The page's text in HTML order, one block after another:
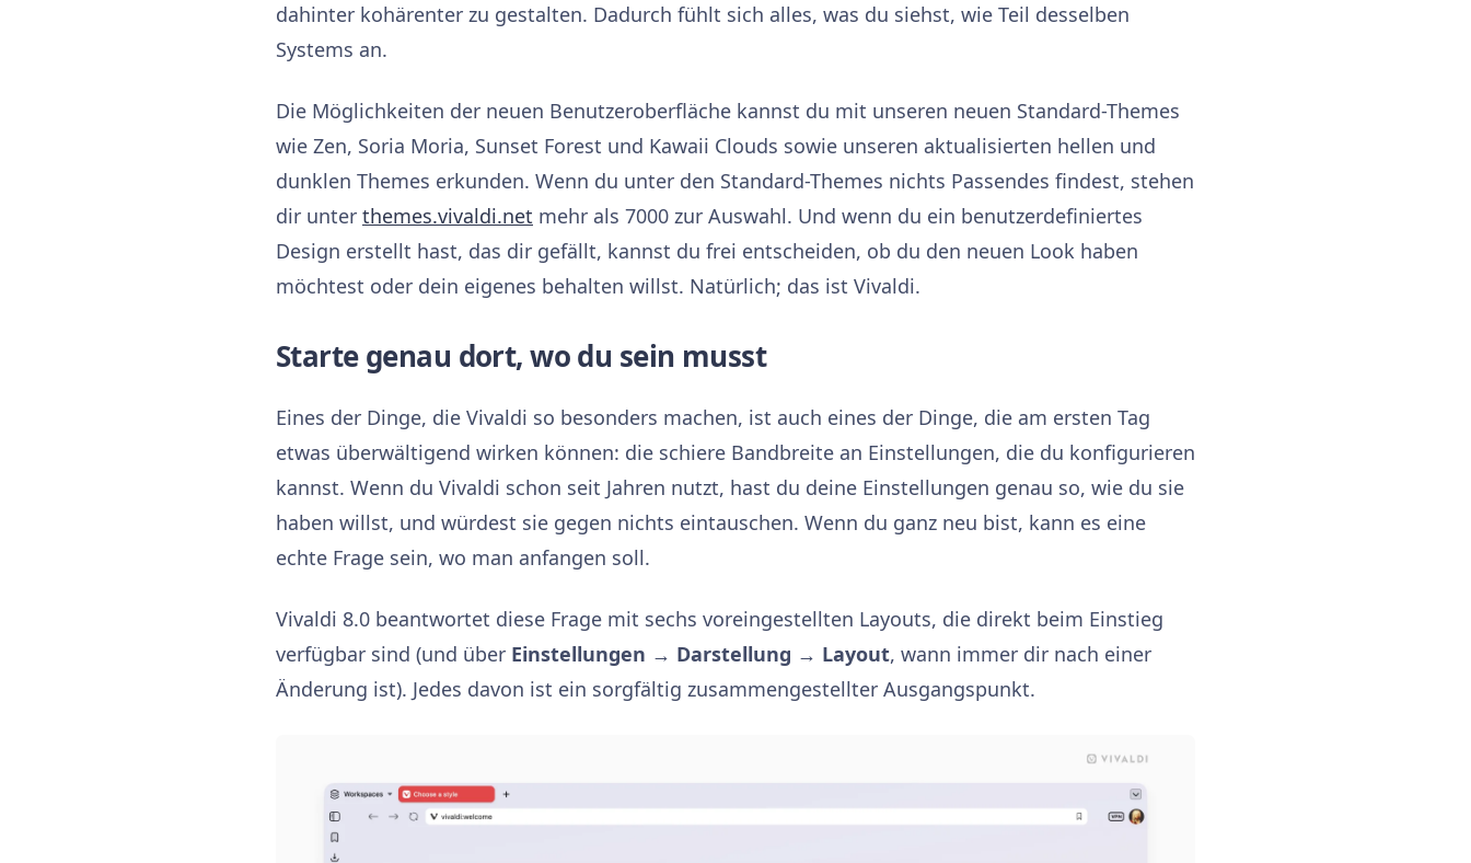
dahinter kohärenter zu gestalten. Dadurch fühlt sich alles, was du siehst, wie Teil desselben
Systems an.
Die Möglichkeiten der neuen Benutzeroberfläche kannst du mit unseren neuen Standard-Themes
wie Zen, Soria Moria, Sunset Forest und Kawaii Clouds sowie unseren aktualisierten hellen und
dunklen Themes erkunden. Wenn du unter den Standard-Themes nichts Passendes findest, stehen
dir unter themes.vivaldi.net mehr als 7000 zur Auswahl. Und wenn du ein benutzerdefiniertes
Design erstellt hast, das dir gefällt, kannst du frei entscheiden, ob du den neuen Look haben
möchtest oder dein eigenes behalten willst. Natürlich; das ist Vivaldi.
Starte genau dort, wo du sein musst
Eines der Dinge, die Vivaldi so besonders machen, ist auch eines der Dinge, die am ersten Tag
etwas überwältigend wirken können: die schiere Bandbreite an Einstellungen, die du konfigurieren
kannst. Wenn du Vivaldi schon seit Jahren nutzt, hast du deine Einstellungen genau so, wie du sie
haben willst, und würdest sie gegen nichts eintauschen. Wenn du ganz neu bist, kann es eine
echte Frage sein, wo man anfangen soll.
Vivaldi 8.0 beantwortet diese Frage mit sechs voreingestellten Layouts, die direkt beim Einstieg
verfügbar sind (und über Einstellungen → Darstellung → Layout, wann immer dir nach einer
Änderung ist). Jedes davon ist ein sorgfältig zusammengestellter Ausgangspunkt.